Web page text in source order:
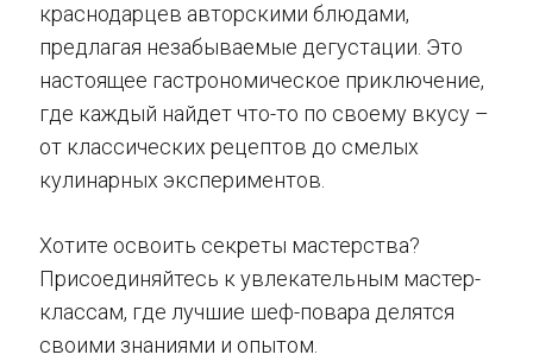
краснодарцев авторскими блюдами,
предлагая незабываемые дегустации. Это
настоящее гастрономическое приключение,
где каждый найдет что-то по своему вкусу –
от классических рецептов до смелых
кулинарных экспериментов.
Хотите освоить секреты мастерства?
Присоединяйтесь к увлекательным мастер-
классам, где лучшие шеф-повара делятся
своими знаниями и опытом.